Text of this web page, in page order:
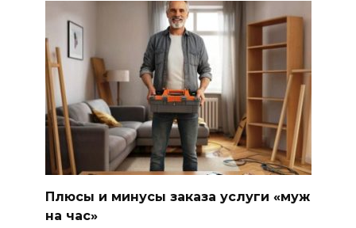
Плюсы и минусы заказа услуги «муж
на час»